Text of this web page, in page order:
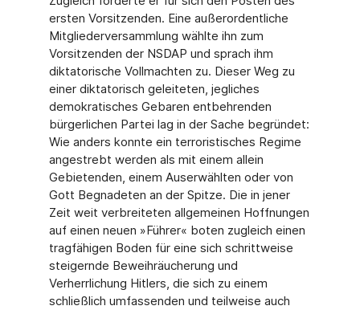
ersten Vorsitzenden. Eine außerordentliche
Mitgliederversammlung wählte ihn zum
Vorsitzenden der NSDAP und sprach ihm
diktatorische Vollmachten zu. Dieser Weg zu
einer diktatorisch geleiteten, jegliches
demokratisches Gebaren entbehrenden
bürgerlichen Partei lag in der Sache begründet:
Wie anders konnte ein terroristisches Regime
angestrebt werden als mit einem allein
Gebietenden, einem Auserwählten oder von
Gott Begnadeten an der Spitze. Die in jener
Zeit weit verbreiteten allgemeinen Hoffnungen
auf einen neuen »Führer« boten zugleich einen
tragfähigen Boden für eine sich schrittweise
steigernde Beweihräucherung und
Verherrlichung Hitlers, die sich zu einem
schließlich umfassenden und teilweise auch